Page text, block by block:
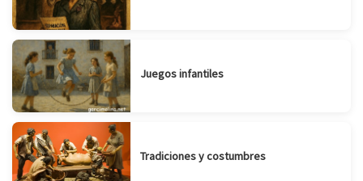
Juegos infantiles
Tradiciones y costumbres